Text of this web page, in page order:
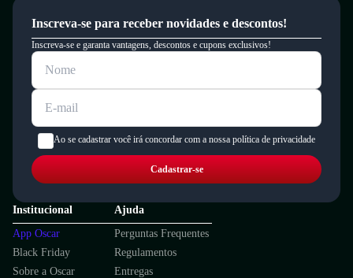
Inscreva-se para receber novidades e descontos!
Inscreva-se e garanta vantagens, descontos e cupons exclusivos!
Ao se cadastrar você irá concordar com a nossa política de privacidade
Cadastrar-se
Institucional
App Oscar
Black Friday
Sobre a Oscar
Ajuda
Perguntas Frequentes
Regulamentos
Entregas